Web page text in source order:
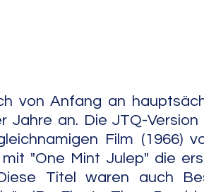
von Anfang an
Jahre an. Die JTQ-
Film (1966)
"One Mint Julep" die
Titel waren auch